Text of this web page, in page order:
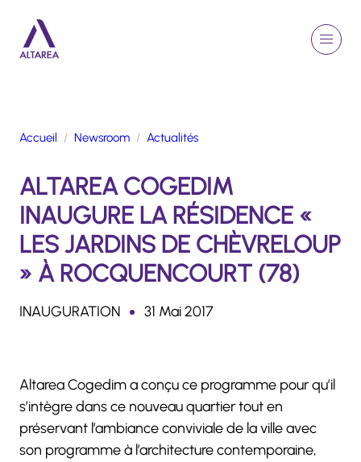
Menu
ACTIVITÉS
ENGAGEMENTS
TALENTS
FINANCE
NEWSROOM
Rechercher
Accueil Newsroom Actualités
ALTAREA COGEDIM
INAUGURE LA RÉSIDENCE «
LES JARDINS DE CHÈVRELOUP
» À ROCQUENCOURT (78)
INAUGURATION 31 Mai 2017
Altarea Cogedim a conçu ce programme pour qu’il
s’intègre dans ce nouveau quartier tout en
préservant l’ambiance conviviale de la ville avec
son programme à l’architecture contemporaine,